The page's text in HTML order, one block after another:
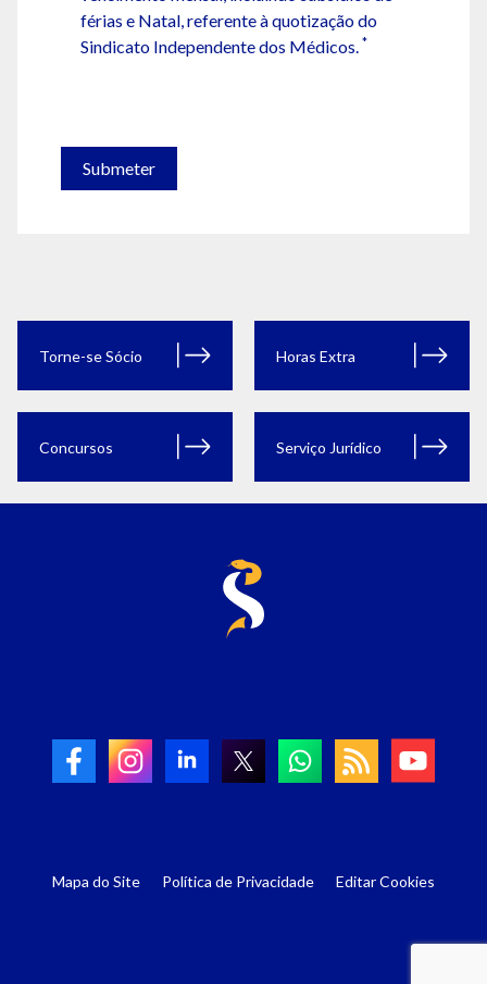
férias e Natal, referente à quotização do
Sindicato Independente dos Médicos. *
Submeter
Torne-se Sócio Horas Extra
Concursos Serviço Jurídico
Mapa do Site Política de Privacidade Editar Cookies